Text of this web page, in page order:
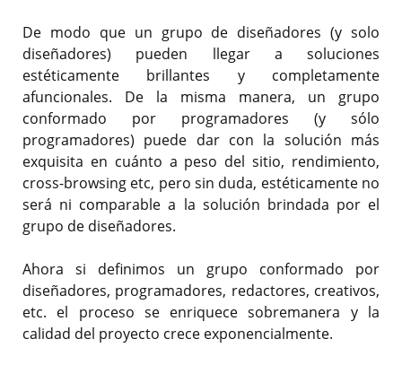
De modo que un grupo de diseñadores (y solo
diseñadores) pueden llegar a soluciones
estéticamente brillantes y completamente
afuncionales. De la misma manera, un grupo
conformado por programadores (y sólo
programadores) puede dar con la solución más
exquisita en cuánto a peso del sitio, rendimiento,
cross-browsing etc, pero sin duda, estéticamente no
será ni comparable a la solución brindada por el
grupo de diseñadores.
Ahora si definimos un grupo conformado por
diseñadores, programadores, redactores, creativos,
etc. el proceso se enriquece sobremanera y la
calidad del proyecto crece exponencialmente.